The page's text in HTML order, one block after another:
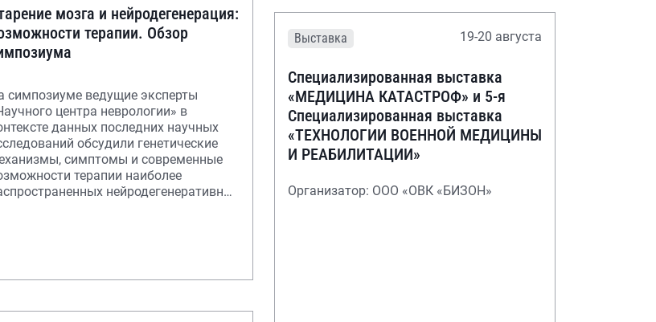
мозга и нейродегенерация:
терапии. Обзор
симпозиуме ведущие эксперты
центра неврологии» в
данных последних научных
обсудили генетические
симптомы и современные
терапии наиболее
нейродегенеративных
Выставка 19-20 августа
Специализированная выставка
«МЕДИЦИНА КАТАСТРОФ» и 5-я
Специализированная выставка
«ТЕХНОЛОГИИ ВОЕННОЙ МЕДИЦИНЫ
И РЕАБИЛИТАЦИИ»
Организатор: ООО «ОВК «БИЗОН»